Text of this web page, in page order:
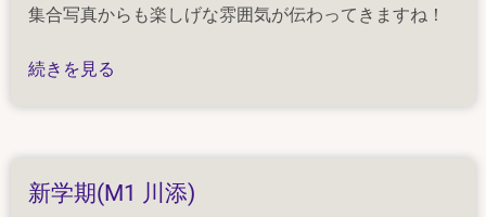
集合写真からも楽しげな雰囲気が伝わってきますね！
待
オ
ニ
続きを見る
新学期(M1 川添)